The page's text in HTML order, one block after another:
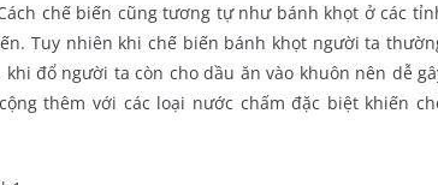
chế biến cũng tương tự như bánh khọt ở các
Tuy nhiên khi chế biến bánh khọt người ta
đổ người ta còn cho dầu ăn vào khuôn nên dễ
thêm với các loại nước chấm đặc biệt khiến